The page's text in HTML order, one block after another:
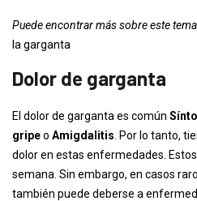
Puede encontrar más sobre este
la garganta
Dolor de garganta
El dolor de garganta es común
gripeo Amigdalitis . Por lo tanto,
dolor en estas enfermedades.
semana. Sin embargo, en casos
también puede deberse a